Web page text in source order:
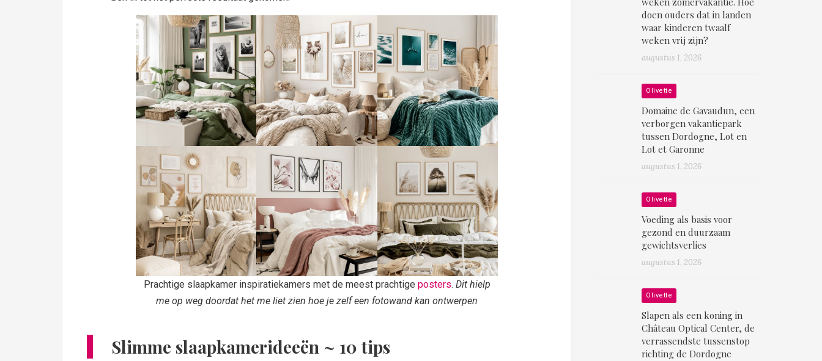
Prachtige slaapkamer inspiratiekamers met de meest prachtige posters. Dit hielp
me op weg doordat het me liet zien hoe je zelf een fotowand kan ontwerpen
Slimme slaapkamerideeën ~ 10 tips
doen ouders dat in landen
waar kinderen twaalf
weken vrij zijn?
augustus 1, 2026
Olivette
Domaine de Gavaudun, een
verborgen vakantiepark
tussen Dordogne, Lot en
Lot et Garonne
augustus 1, 2026
Olivette
Voeding als basis voor
gezond en duurzaam
gewichtsverlies
augustus 1, 2026
Olivette
Slapen als een koning in
Château Optical Center, de
verrassendste tussenstop
richting de Dordogne